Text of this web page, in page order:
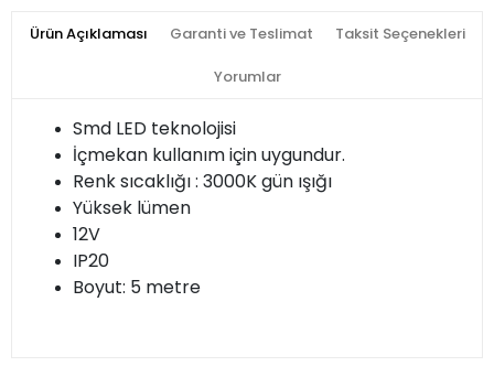
Ürün Açıklaması Garanti ve Teslimat Taksit Seçenekleri
Yorumlar
Smd LED teknolojisi
İçmekan kullanım için uygundur.
Renk sıcaklığı : 3000K gün ışığı
Yüksek lümen
12V
IP20
Boyut: 5 metre